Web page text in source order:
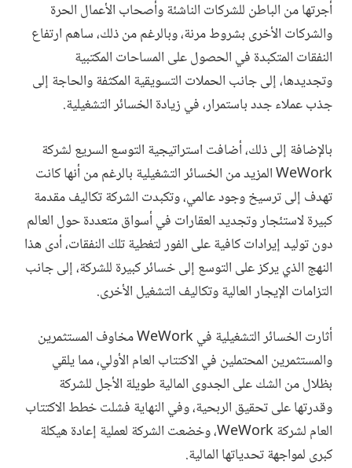
أجرتها من الباطن للشركات الناشئة وأصحاب الأعمال الحرة
والشركات الأخرى بشروط مرنة، وبالرغم من ذلك، ساهم ارتفاع
النفقات المتكبدة في الحصول على المساحات المكتبية
وتجديدها، إلى جانب الحملات التسويقية المكثفة والحاجة إلى
جذب عملاء جدد باستمرار، في زيادة الخسائر التشغيلية.
بالإضافة إلى ذلك، أضافت استراتيجية التوسع السريع لشركة
WeWork المزيد من الخسائر التشغيلية بالرغم من أنها كانت
تهدف إلى ترسيخ وجود عالمي، وتكبدت الشركة تكاليف مقدمة
كبيرة لاستئجار وتجديد العقارات في أسواق متعددة حول العالم
دون توليد إيرادات كافية على الفور لتغطية تلك النفقات، أدى هذا
النهج الذي يركز على التوسع إلى خسائر كبيرة للشركة، إلى جانب
التزامات الإيجار العالية وتكاليف التشغيل الأخرى.
أثارت الخسائر التشغيلية في WeWork مخاوف المستثمرين
والمستثمرين المحتملين في الاكتتاب العام الأولي، مما يلقي
بظلال من الشك على الجدوى المالية طويلة الأجل للشركة
وقدرتها على تحقيق الربحية، وفي النهاية فشلت خطط الاكتتاب
العام لشركة WeWork، وخضعت الشركة لعملية إعادة هيكلة
كبرى لمواجهة تحدياتها المالية.